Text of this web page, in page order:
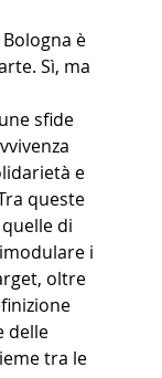
è
Sì, ma
sfide
e
queste
di
i
oltre
delle
tra le